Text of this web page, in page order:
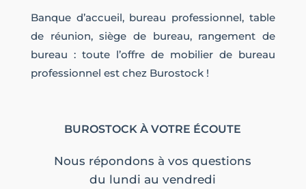
Banque d’accueil, bureau professionnel, table
de réunion, siège de bureau, rangement de
bureau : toute l’offre de mobilier de bureau
professionnel est chez Burostock !
BUROSTOCK À VOTRE ÉCOUTE
Nous répondons à vos questions
du lundi au vendredi